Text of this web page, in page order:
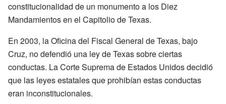
constitucionalidad de un monumento a los Diez
Mandamientos en el Capitolio de Texas.
En 2003, la Oficina del Fiscal General de Texas, bajo
Cruz, no defendió una ley de Texas sobre ciertas
conductas. La Corte Suprema de Estados Unidos decidió
que las leyes estatales que prohibían estas conductas
eran inconstitucionales.